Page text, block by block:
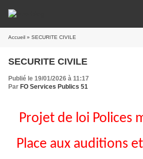
Accueil » SECURITE CIVILE
SECURITE CIVILE
Publié le 19/01/2026 à 11:17
Par FO Services Publics 51
Projet de loi Polices
Place aux auditions